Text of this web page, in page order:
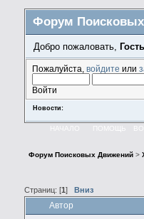
Форум
Добро пожаловать, Гость
Пожалуйста, войдите или
Войти
Новости:
НАЧАЛО ПОМОЩЬ
Форум Поисковых Движений >
Страниц: [1 ] Вниз
Автор